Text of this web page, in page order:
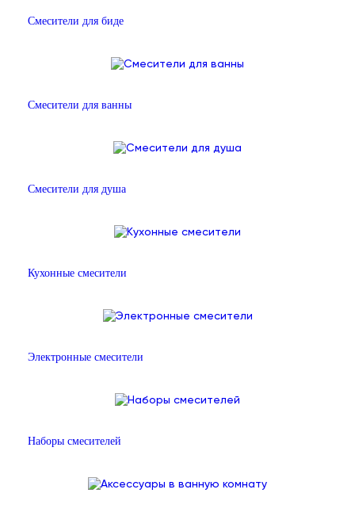
Смесители для биде
Смесители для ванны
Смесители для душа
Кухонные смесители
Электронные смесители
Наборы смесителей